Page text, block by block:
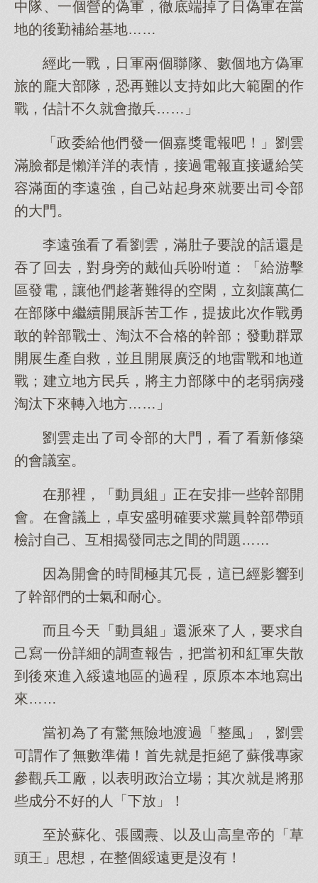
中隊、一個營的偽軍，徹底端掉了日偽軍在當
地的後勤補給基地……
經此一戰，日軍兩個聯隊、數個地方偽軍
旅的龐大部隊，恐再難以支持如此大範圍的作
戰，估計不久就會撤兵……」
「政委給他們發一個嘉獎電報吧！」劉雲
滿臉都是懶洋洋的表情，接過電報直接遞給笑
容滿面的李遠強，自己站起身來就要出司令部
的大門。
李遠強看了看劉雲，滿肚子要說的話還是
吞了回去，對身旁的戴仙兵吩咐道：「給游擊
區發電，讓他們趁著難得的空閑，立刻讓萬仁
在部隊中繼續開展訴苦工作，提拔此次作戰勇
敢的幹部戰士、淘汰不合格的幹部；發動群眾
開展生產自救，並且開展廣泛的地雷戰和地道
戰；建立地方民兵，將主力部隊中的老弱病殘
淘汰下來轉入地方……」
劉雲走出了司令部的大門，看了看新修築
的會議室。
在那裡，「動員組」正在安排一些幹部開
會。在會議上，卓安盛明確要求黨員幹部帶頭
檢討自己、互相揭發同志之間的問題……
因為開會的時間極其冗長，這已經影響到
了幹部們的士氣和耐心。
而且今天「動員組」還派來了人，要求自
己寫一份詳細的調查報告，把當初和紅軍失散
到後來進入綏遠地區的過程，原原本本地寫出
來……
當初為了有驚無險地渡過「整風」，劉雲
可謂作了無數準備！首先就是拒絕了蘇俄專家
參觀兵工廠，以表明政治立場；其次就是將那
些成分不好的人「下放」！
至於蘇化、張國燾、以及山高皇帝的「草
頭王」思想，在整個綏遠更是沒有！